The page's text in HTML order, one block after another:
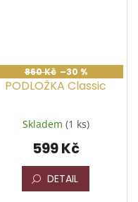
860 Kč –30 %
PODLOŽKA Classic
Skladem (1 ks)
599 Kč
DETAIL